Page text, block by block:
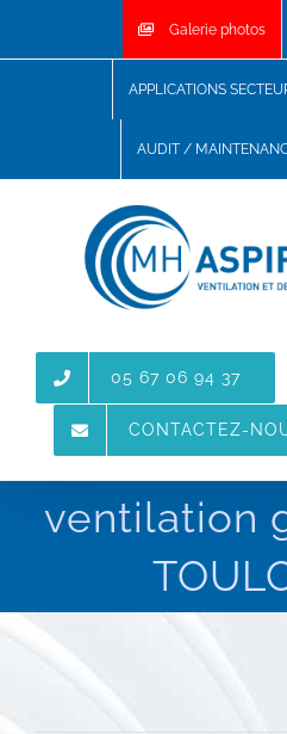
Galerie photos
APPLICATIONS
AUDIT /
05 67 06 94 37
CONTACTEZ-
ventilation